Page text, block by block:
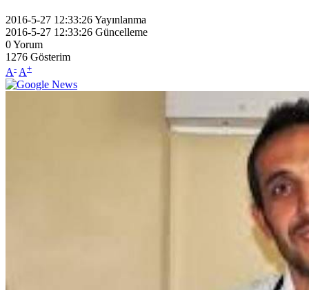
2016-5-27 12:33:26Yayınlanma
2016-5-27 12:33:26 Güncelleme
0Yorum
1276 Gösterim
A- A+